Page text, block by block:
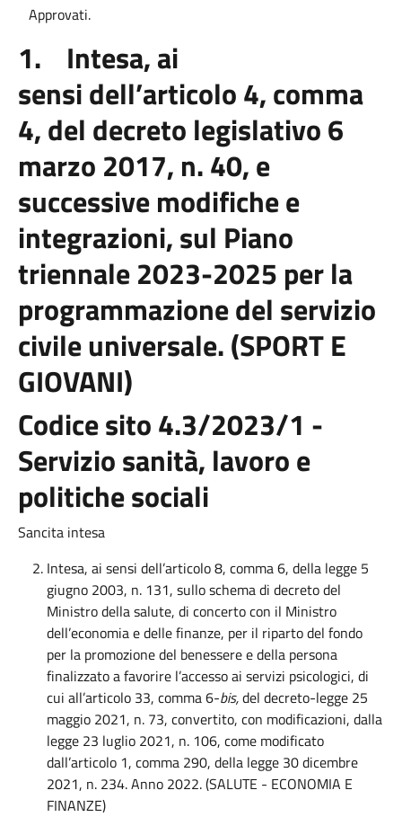
Approvati.
1. Intesa, ai
sensi dell’articolo 4, comma
4, del decreto legislativo 6
marzo 2017, n. 40, e
successive modifiche e
integrazioni, sul Piano
triennale 2023-2025 per la
programmazione del servizio
civile universale. (SPORT E
GIOVANI)
Codice sito 4.3/2023/1 -
Servizio sanità, lavoro e
politiche sociali
Sancita intesa
Intesa, ai sensi dell’articolo 8, comma 6, della legge 5
giugno 2003, n. 131, sullo schema di decreto del
Ministro della salute, di concerto con il Ministro
dell’economia e delle finanze, per il riparto del fondo
per la promozione del benessere e della persona
finalizzato a favorire l’accesso ai servizi psicologici, di
cui all’articolo 33, comma 6-bis,del decreto-legge 25
maggio 2021, n. 73, convertito, con modificazioni, dalla
legge 23 luglio 2021, n. 106, come modificato
dall’articolo 1, comma 290, della legge 30 dicembre
2021, n. 234. Anno 2022. (SALUTE - ECONOMIA E
FINANZE)